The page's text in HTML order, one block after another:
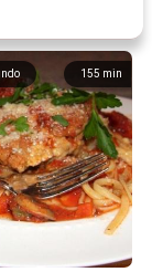
155 min